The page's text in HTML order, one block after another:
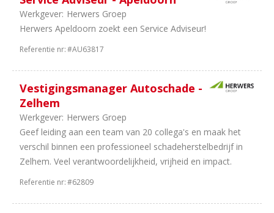
Drenthe
Groningen
Benelux
Internationaal
Aantal
uren
40
uur
Werkgever: Herwers Groep
Herwers Apeldoorn zoekt een Service Adviseur!
Referentie nr:#AU63817
Vestigingsmanager Autoschade -
Zelhem
Werkgever: Herwers Groep
Geef leiding aan een team van 20 collega's en maak het
verschil binnen een professioneel schadeherstelbedrijf in
Zelhem. Veel verantwoordelijkheid, vrijheid en impact.
Referentie nr:#62809